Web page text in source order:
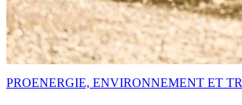
PROENERGIE, ENVIRONNEMENT ET